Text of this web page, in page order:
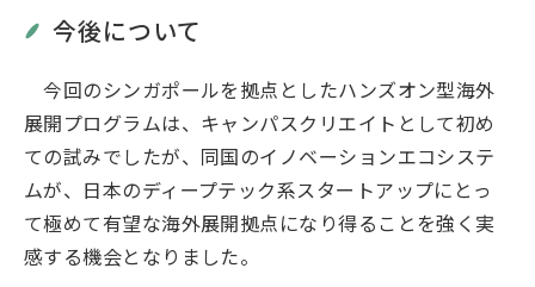
今後について
今回のシンガポールを拠点としたハンズオン型海外
展開プログラムは、キャンパスクリエイトとして初め
ての試みでしたが、同国のイノベーションエコシステ
ムが、日本のディープテック系スタートアップにとっ
て極めて有望な海外展開拠点になり得ることを強く実
感する機会となりました。